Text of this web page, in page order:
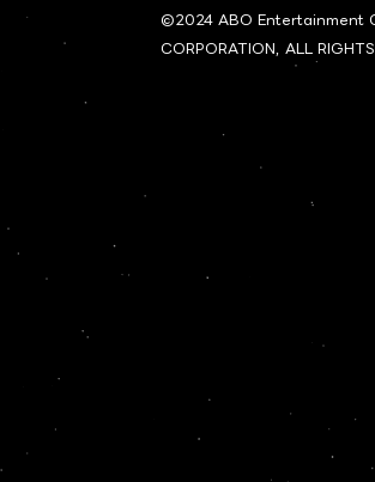
©2024 ABO Entertainment
CORPORATION, ALL RIGHTS